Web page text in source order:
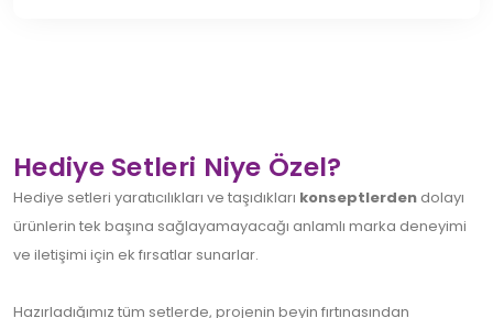
Hediye Setleri Niye Özel?
Hediye setleri yaratıcılıkları ve taşıdıkları konseptlerden dolayı
ürünlerin tek başına sağlayamayacağı anlamlı marka deneyimi
ve iletişimi için ek fırsatlar sunarlar.
Hazırladığımız tüm setlerde, projenin beyin fırtınasından